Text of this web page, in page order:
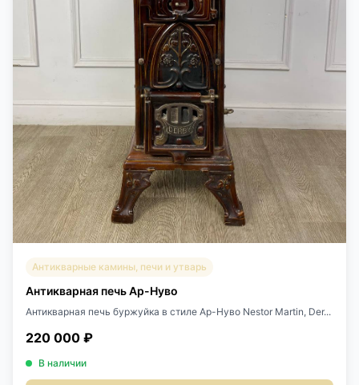
Антикварные камины, печи и утварь
Антикварная печь Ар-Нуво
Антикварная печь буржуйка в стиле Ар-Нуво Nestor Martin, Der...
220 000 ₽
В наличии